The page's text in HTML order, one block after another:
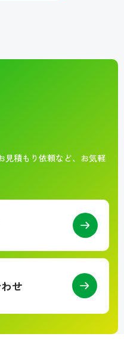
積もり依頼など、 お気軽
せ